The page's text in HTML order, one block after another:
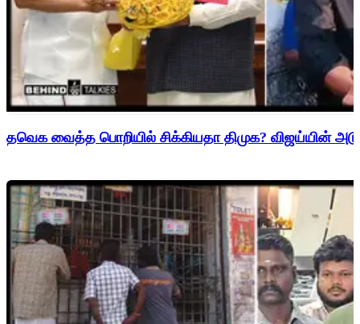
தவெக வைத்த பொறியில் சிக்கியதா திமுக? விஜய்யின்